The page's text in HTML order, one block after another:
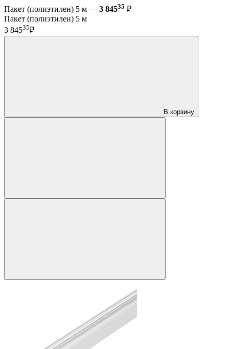
Пакет (полиэтилен) 5 м — 3 84535 ₽
Пакет (полиэтилен) 5 м
3 84535₽
В корзину